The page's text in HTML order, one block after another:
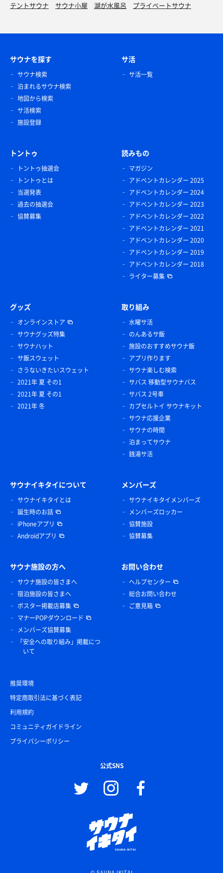
テントサウナ
サウナ小屋 湖が水風呂 プライベートサウナ
サウナを探す
サウナ検索
泊まれるサウナ検索
地図から検索
サ活検索
施設登録
サ活
サ活一覧
トントゥ
トントゥ抽選会
トントゥとは
当選発表
過去の抽選会
協賛募集
読みもの
マガジン
アドベントカレンダー 2025
アドベントカレンダー 2024
アドベントカレンダー 2023
アドベントカレンダー 2022
アドベントカレンダー 2021
アドベントカレンダー 2020
アドベントカレンダー 2019
アドベントカレンダー 2018
ライター募集
グッズ
オンラインストア
サウナグッズ特集
サウナハット
サ飯スウェット
さうないきたいスウェット
2021年 夏 その1
2021年 夏 その1
2021年 冬
取り組み
水曜サ活
のんあるサ飯
施設のおすすめサウナ飯
アプリ作ります
サウナ楽しむ検索
サバス 移動型サウナバス
サバス 2号車
カプセルトイ サウナキット
サウナ応援企業
サウナの時間
泊まってサウナ
銭湯サ活
サウナイキタイについて
サウナイキタイとは
誕生時のお話
iPhoneアプリ
Androidアプリ
メンバーズ
サウナイキタイメンバーズ
メンバーズロッカー
協賛施設
協賛募集
サウナ施設の方へ
サウナ施設の皆さまへ
宿泊施設の皆さまへ
ポスター掲載店募集
マナーPOPダウンロード
メンバーズ協賛募集
「安全への取り組み」掲載につ
いて
お問い合わせ
ヘルプセンター
総合お問い合わせ
ご意見箱
推奨環境
特定商取引法に基づく表記
利用規約
コミュニティガイドライン
プライバシーポリシー
公式SNS